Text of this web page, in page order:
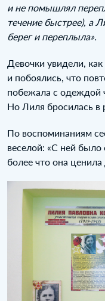
и не помышлял
течение быстрее), а
берег и переплыла».
Девочки увидели,
и побоялись, что
побежала с одеждой
Но Лиля бросилась в
По воспоминаниям
веселой: «С ней
более что она ценила